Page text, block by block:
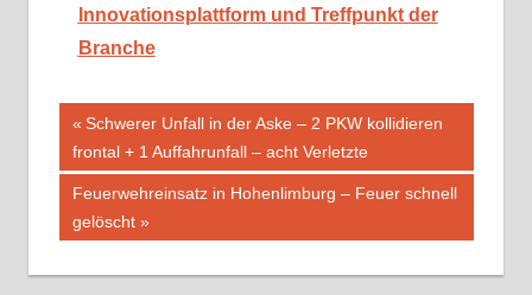
Innovationsplattform und Treffpunkt der
Branche
Beitragsnavigation
Vorheriger
Beitrag:
Schwerer Unfall in der Aske – 2 PKW kollidieren
frontal + 1 Auffahrunfall – acht Verletzte
Nächster
Beitrag:
Feuerwehreinsatz in Hohenlimburg – Feuer schnell
gelöscht